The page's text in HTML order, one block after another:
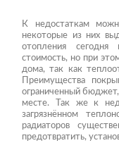
К недостаткам
некоторые из них
отопления
стоимость, но при
дома, так как
Преимущества
ограниченный
месте. Так же к
загрязнённом
радиаторов
предотвратить,